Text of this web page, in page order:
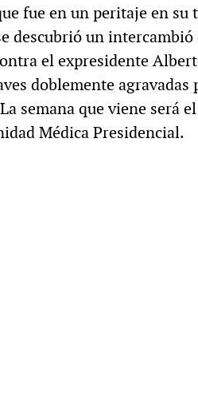
fue en un peritaje en su
descubrió un
el expresidente
doblemente
semana que viene será
Médica Presidencial.